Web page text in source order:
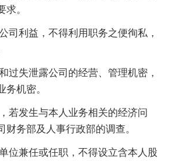
求。
司利益，不得利用职务之便徇私，
过失泄露公司的经营、管理机密，
务机密。
若发生与本人业务相关的经济问
财务部及人事行政部的调查。
位兼任或任职，不得设立含本人股